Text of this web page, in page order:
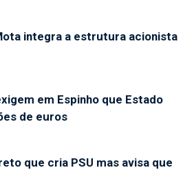
integra a estrutura acionista
em Espinho que Estado
de euros
que cria PSU mas avisa que